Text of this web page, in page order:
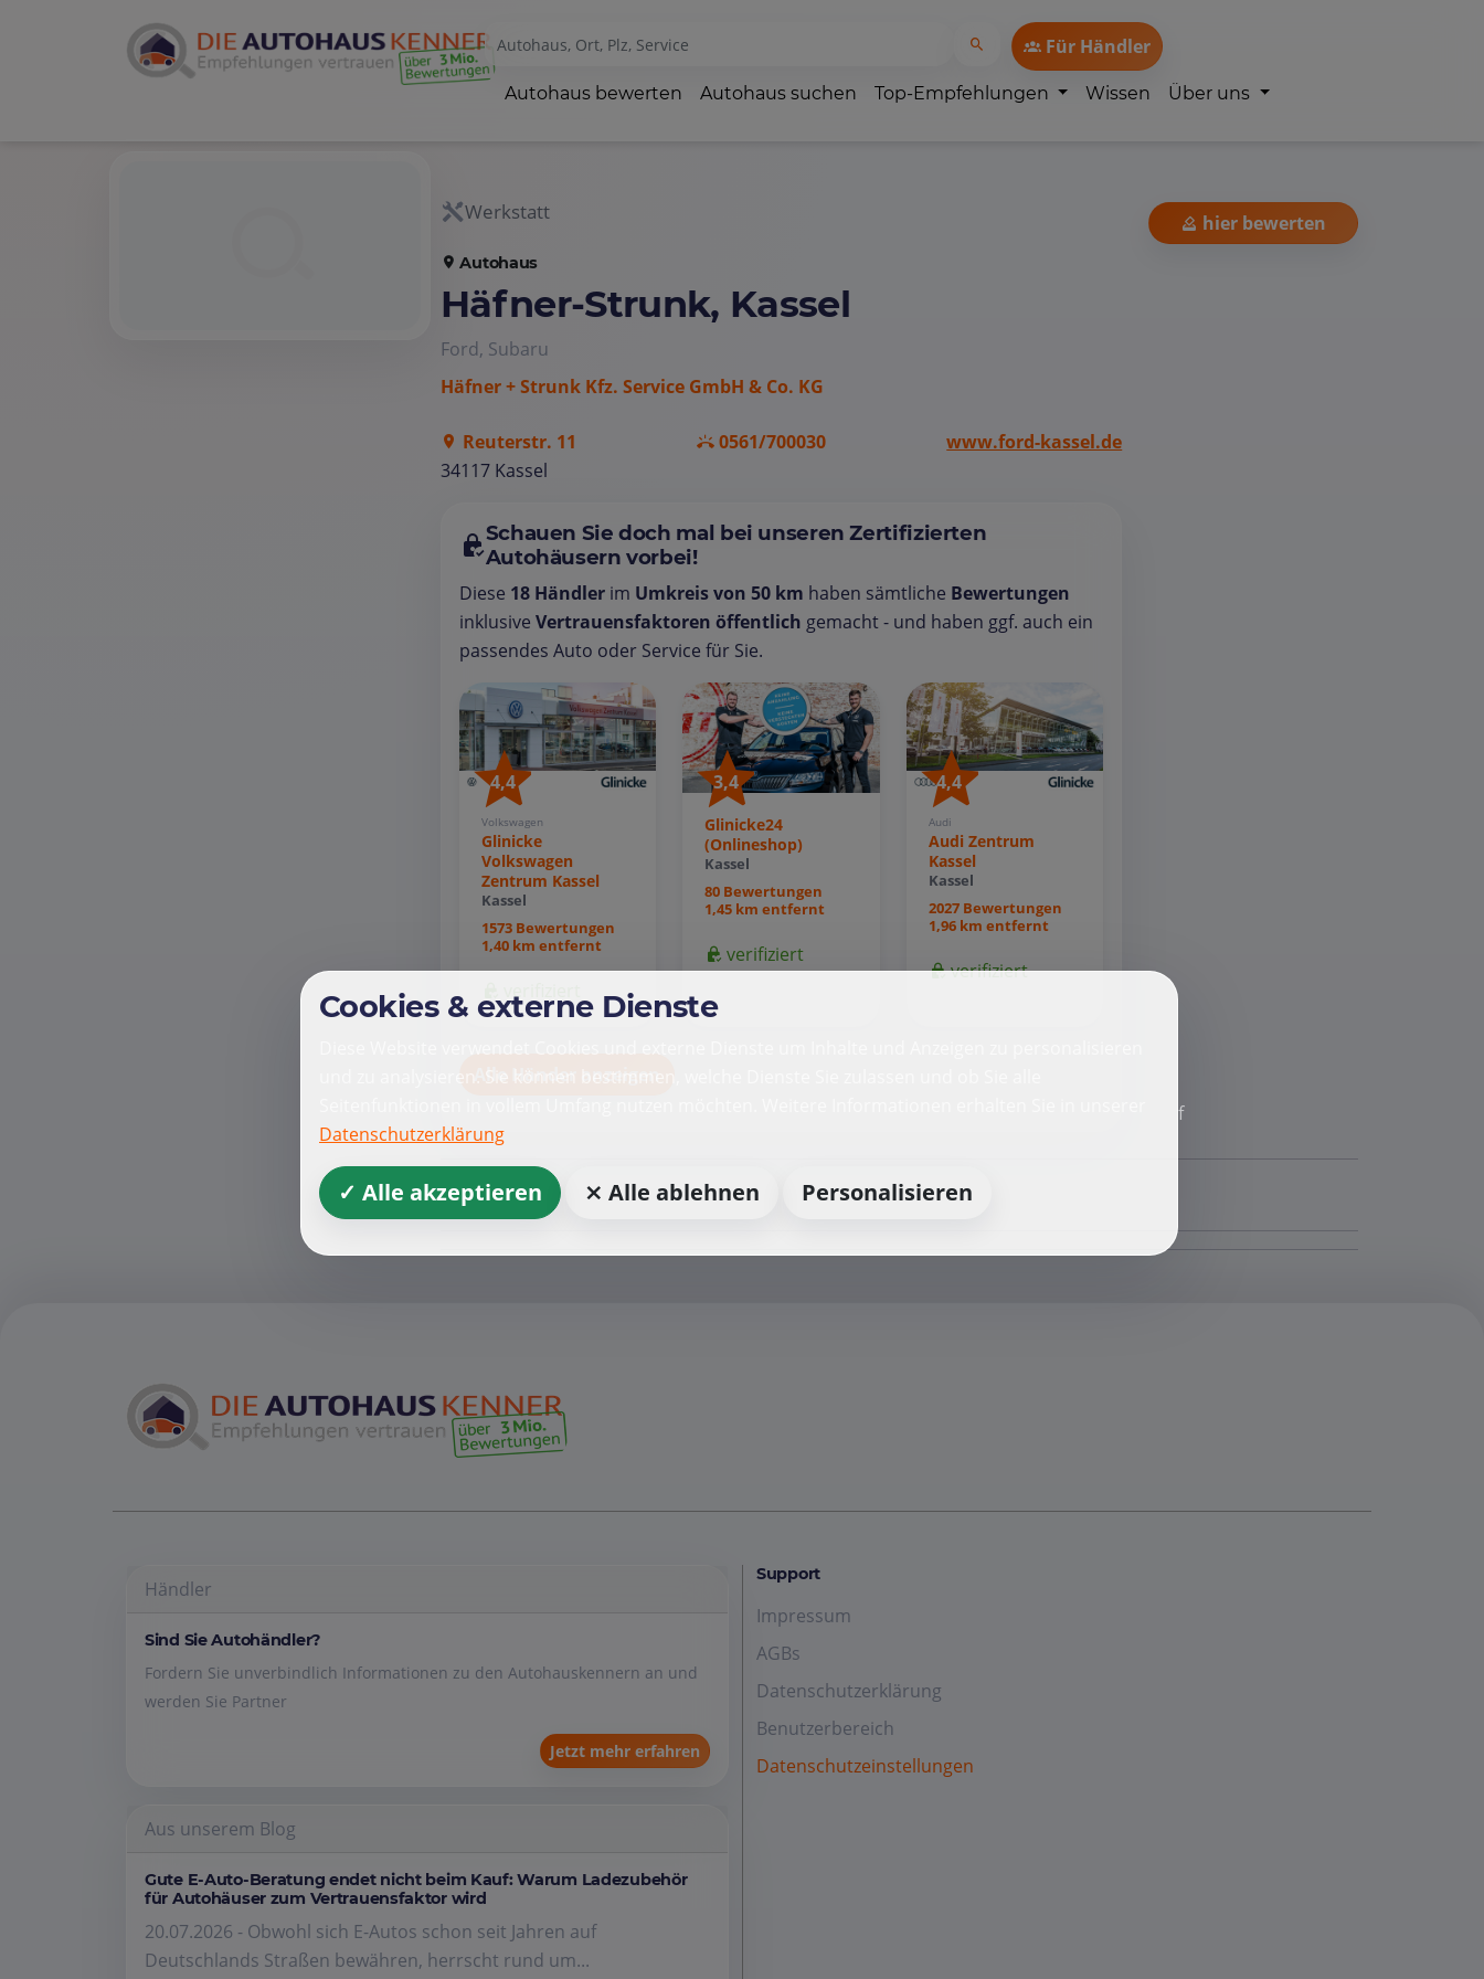
Für Händler
Autohaus bewerten Autohaus suchen Top-Empfehlungen Wissen Über uns
Werkstatt
Autohaus
Häfner-Strunk, Kassel
Ford, Subaru
Häfner + Strunk Kfz. Service GmbH & Co. KG
Reuterstr. 11
34117 Kassel
0561/700030 www.ford-kassel.de
Schauen Sie doch mal bei unseren Zertifizierten
Autohäusern vorbei!
Diese 18 Händler im Umkreis von 50 km haben sämtliche Bewertungen
inklusive Vertrauensfaktoren öffentlich gemacht - und haben ggf. auch ein
passendes Auto oder Service für Sie.
4,4
Volkswagen
Glinicke
Volkswagen
Zentrum Kassel
Kassel
1573 Bewertungen
1,40 km entfernt
verifiziert
3,4
Glinicke24
(Onlineshop)
Kassel
80 Bewertungen
1,45 km entfernt
verifiziert
4,4
Audi
Audi Zentrum
Kassel
Kassel
2027 Bewertungen
1,96 km entfernt
verifiziert
Alle Händer anzeigen
hier bewerten
Händler
Sind Sie Autohändler?
Fordern Sie unverbindlich Informationen zu den Autohauskennern an und
werden Sie Partner
Jetzt mehr erfahren
Aus unserem Blog
Gute E-Auto-Beratung endet nicht beim Kauf: Warum Ladezubehör
für Autohäuser zum Vertrauensfaktor wird
20.07.2026 - Obwohl sich E-Autos schon seit Jahren auf
Deutschlands Straßen bewähren, herrscht rund um...
Support
Impressum
AGBs
Datenschutzerklärung
Benutzerbereich
Datenschutzeinstellungen
Cookies & externe Dienste
Diese Website verwendet Cookies und externe Dienste um Inhalte und Anzeigen zu personalisieren
und zu analysieren. Sie können bestimmen, welche Dienste Sie zulassen und ob Sie alle
Datenschutzerklärung
✓ Alle akzeptieren ⨯ Alle ablehnen Personalisieren
f